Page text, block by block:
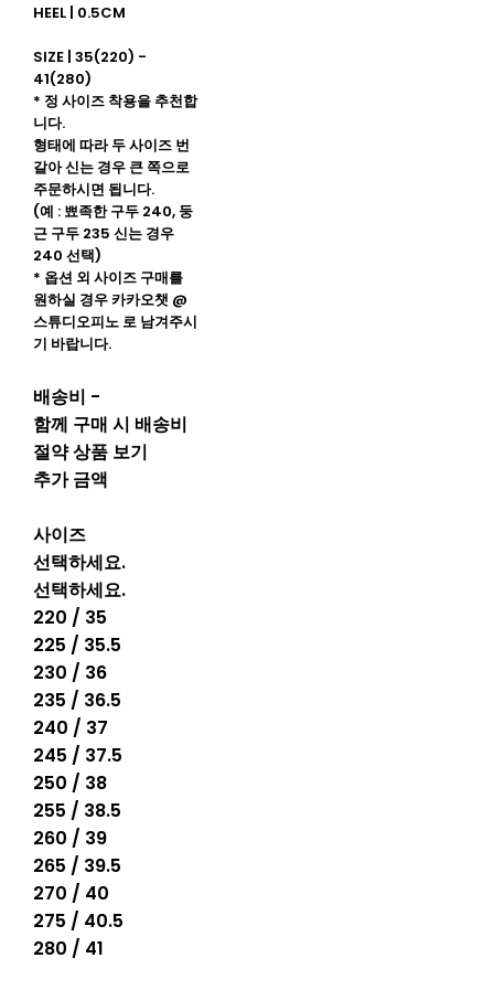
HEEL | 0.5CM
SIZE | 35(220) -
41(280)
* 정 사이즈 착용을 추천합
니다.
형태에 따라 두 사이즈 번
갈아 신는 경우 큰 쪽으로
주문하시면 됩니다.
(예 : 뾰족한 구두 240, 둥
근 구두 235 신는 경우
240 선택)
* 옵션 외 사이즈 구매를
원하실 경우 카카오챗 @
스튜디오피노 로 남겨주시
기 바랍니다.
배송비 -
함께 구매 시 배송비
절약 상품 보기
추가 금액
사이즈
선택하세요.
선택하세요.
220 / 35
225 / 35.5
230 / 36
235 / 36.5
240 / 37
245 / 37.5
250 / 38
255 / 38.5
260 / 39
265 / 39.5
270 / 40
275 / 40.5
280 / 41